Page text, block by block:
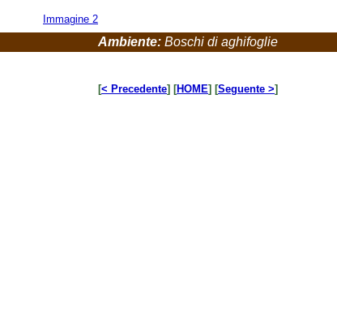
Immagine 2
Ambiente: Boschi di aghifoglie
[< Precedente] [HOME] [Seguente >]